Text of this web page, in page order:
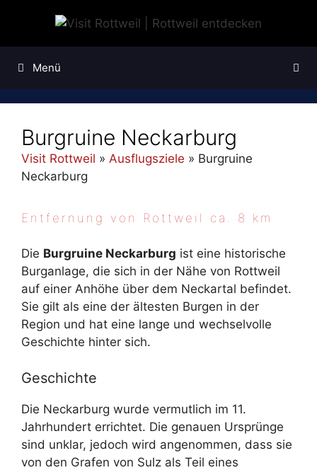
springen
Menü
Burgruine Neckarburg
Visit Rottweil » Ausflugsziele » Burgruine
Neckarburg
Entfernung von Rottweil ca. 8 km
Die Burgruine Neckarburg ist eine historische
Burganlage, die sich in der Nähe von Rottweil
auf einer Anhöhe über dem Neckartal befindet.
Sie gilt als eine der ältesten Burgen in der
Region und hat eine lange und wechselvolle
Geschichte hinter sich.
Geschichte
Die Neckarburg wurde vermutlich im 11.
Jahrhundert errichtet. Die genauen Ursprünge
sind unklar, jedoch wird angenommen, dass sie
von den Grafen von Sulz als Teil eines